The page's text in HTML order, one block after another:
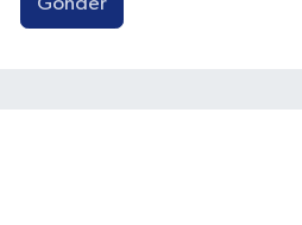
Gönder